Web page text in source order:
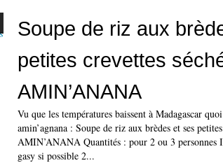
Soupe de riz aux
petites crevettes
AMIN’ANANA
Vu que les températures baissent à Madagascar
amin’agnana : Soupe de riz aux brèdes et ses
AMIN’ANANA Quantités : pour 2 ou 3
gasy si possible 2...